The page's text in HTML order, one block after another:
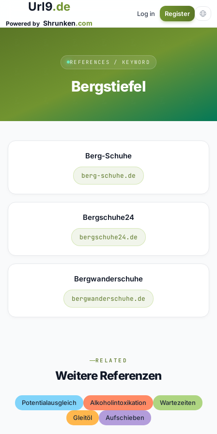
Url9.de
Powered by Shrunken.com
Log in Register
REFERENCES / KEYWORD
Bergstiefel
Berg-Schuhe
berg-schuhe.de
Bergschuhe24
bergschuhe24.de
Bergwanderschuhe
bergwanderschuhe.de
RELATED
Weitere Referenzen
Potentialausgleich Alkoholintoxikation
Wartezeiten
Gleitöl
Aufschieben